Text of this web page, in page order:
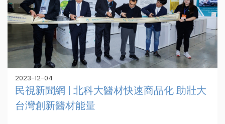
2023-12-04
民視新聞網 | 北科大醫材快速商品化 助壯大
台灣創新醫材能量